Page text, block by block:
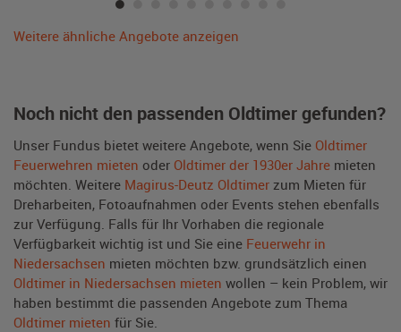
Weitere ähnliche Angebote anzeigen
Noch nicht den passenden Oldtimer gefunden?
Unser Fundus bietet weitere Angebote, wenn Sie Oldtimer
Feuerwehren mieten oder Oldtimer der 1930er Jahre mieten
möchten. Weitere Magirus-Deutz Oldtimer zum Mieten für
Dreharbeiten, Fotoaufnahmen oder Events stehen ebenfalls
zur Verfügung. Falls für Ihr Vorhaben die regionale
Verfügbarkeit wichtig ist und Sie eine Feuerwehr in
Niedersachsen mieten möchten bzw. grundsätzlich einen
Oldtimer in Niedersachsen mieten wollen – kein Problem, wir
haben bestimmt die passenden Angebote zum Thema
Oldtimer mieten für Sie.